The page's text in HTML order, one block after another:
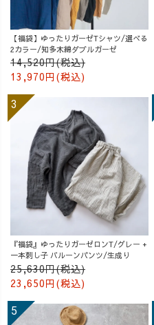
【福袋】ゆったりガーゼTシャツ/選べる
2カラー/知多木綿ダブルガーゼ
14,520円(税込)
13,970円(税込)
『福袋』ゆったりガーゼロンT/グレー +
一本刺し子 バルーンパンツ/生成り
25,630円(税込)
23,650円(税込)